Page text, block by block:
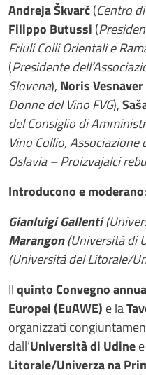
Andreja Škvarč(Centro
Filippo Butussi (
Friuli Colli Orientali e
(Presidente
Slovena), Noris Vesnaver
Donne del Vino FVG),
del Consiglio di
Vino Collio,
Oslavia – Proizvajalci
Introducono e moderano:
Gianluigi Gallenti
Marangon(Università di
(Università del Litorale/
Ilquinto Convegno
Europei (EuAWE) e la
organizzati
dall’Università di Udine
Litorale/Univerza na